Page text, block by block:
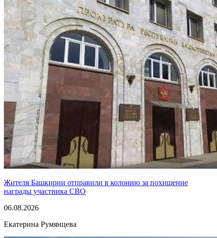
Жителя Башкирии отправили в колонию за похищение
награды участника СВО
06.08.2026
Екатерина Румянцева